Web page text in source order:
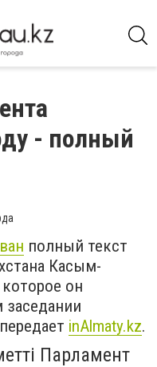
- полный
полный текст
Касым-
он
заседании
inAlmaty.kz.
Парламент